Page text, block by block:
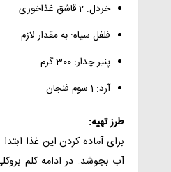
خردل: 2 قاشق غذاخوری
فلفل سیاه: به مقدار لازم
پنیر چدار: 300 گرم
آرد: 1 سوم فنجان
طرز تهیه:
برای آماده کردن این غذا